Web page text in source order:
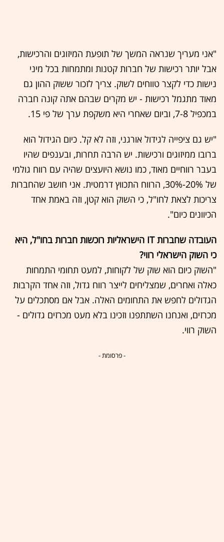
"אני מעריך שנראה המשך של תופעת המיזוגים והרכישות,
אבל יותר רכישות של חברות קטנות ומתמחות בכל מיני
נישות כדי לקצר טווחים לשוק. צריך לזכור ששוק ההון גם
מאוד מתגמל רכישות - יש מקרים שבהם אתה קונה חברה
במכפיל 7-8, וביום שאחרי היא משקפת ערך של פי 15.
"יש גם ציפייה לגידול אורגני, וזה לא קל. כיום הגידול הוא
ברובו ממיזוגים ורכישות. יש הרבה תחרות, ובענפים שהיו
בעבר רווחיים מאוד, כמו נושא היועצים שהיה עם רווח גולמי
של 20%-30%, הרווח התכווץ דרמטית. אני חושב שהחברות
צריכות לצאת לחו"ל, כי השוק הוא קטן, וזה באמת אחד
הכיוונים כיום".
העובדה שחברות IT הישראליות רוכשות חברות בחו"ל, היא
כי השוק הישראלי רווי?
"השוק כיום הוא שוק של לקוחות, למעט תחומי התמחות
כאלה ואחרים, שמצליחים לייצר רווח גדול, וזה אחד הקרבות
הגדולים לחפש את התחומים האלה. אבל אם מסתכלים על
מכרזים, ואנחנו השתתפנו וזכינו בלא מעט מכרזים גדולים -
השוק רווי.
- פרסומת -